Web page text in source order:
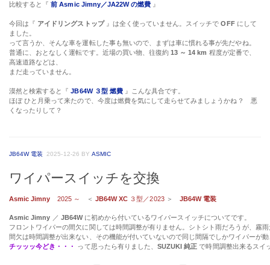
比較すると『前 Asmic Jimny／JA22W の燃費 』
今回は『 アイドリングストップ』は全く使っていません。スイッチでOFFにして
ました。
って言うか、そんな車を運転した事も無いので、まずは車に慣れる事が先だやね。
普通に、おとなしく運転です。近場の買い物、往復約13 ～ 14 km 程度が定番で、
高速道路などは、
まだ走っていません。
漠然と検索すると『JB64W ３型 燃費』こんな具合です。
ほぼ ひと月乗って来たので、今度は燃費を気にして走らせてみましょうかね？ 悪
くなったりして？
JB64W 電装 2025-12-26 BY ASMIC
ワイパースイッチを交換
Asmic Jimny 2025 ～ ＜ JB64W XC ３型／2023＞ JB64W 電装
Asmic Jimny ／ JB64Wに初めから付いているワイパースイッチについてです。
フロントワイパーの間欠に関しては時間調整が有りません。シトシト雨だろうが
間欠は時間調整が出来ない、その機能が付いていないので同じ間隔でしかワイパーが
チッッッ今どき・・・ って思ったら有りました、SUZUKI 純正 で時間調整出来るスイ